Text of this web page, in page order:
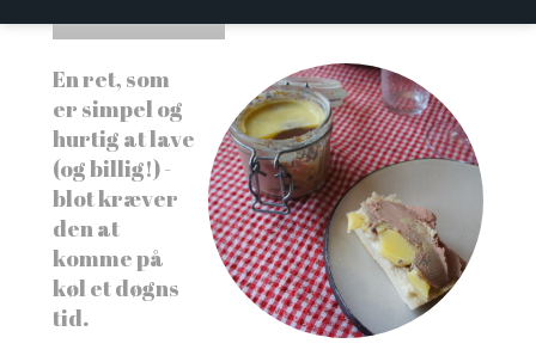
En ret, som
er simpel og
hurtig at lave
(og billig!) -
blot kræver
den at
komme på
køl et døgns
tid.